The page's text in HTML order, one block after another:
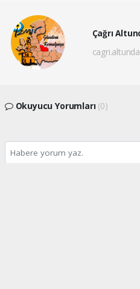
Çağrı
Okuyucu Yorumları (0)